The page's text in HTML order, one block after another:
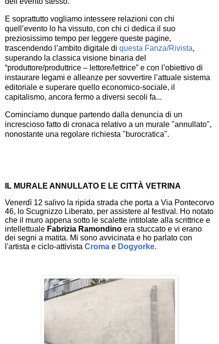
E soprattutto vogliamo intessere relazioni con chi
quell’evento lo ha vissuto, con chi ci dedica il suo
preziosissimo tempo per leggere queste pagine,
trascendendo l’ambito digitale di questa Fanza/Rivista,
superando la classica visione binaria del
“produttore/produttrice – lettore/lettrice” e con l’obiettivo di
instaurare legami e alleanze per sovvertire l’attuale sistema
editoriale e superare quello economico-sociale, il
capitalismo, ancora fermo a diversi secoli fa...
Cominciamo dunque partendo dalla denuncia di un
increscioso fatto di cronaca relativo a un murale "annullato",
nonostante una regolare richiesta "burocratica".
IL MURALE ANNULLATO E LE CITTÀ VETRINA
Venerdì 12 salivo la ripida strada che porta a Via Pontecorvo
46, lo Scugnizzo Liberato, per assistere al festival. Ho notato
che il muro appena sotto le scalette intitolate alla scrittrice e
intellettuale Fabrizia Ramondino era stuccato e vi erano
dei segni a matita. Mi sono avvicinata e ho parlato con
l'artista e ciclo-attivista Croma e Dogyorke.